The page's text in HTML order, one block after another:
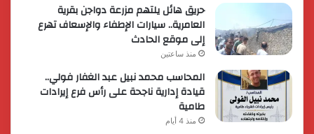
حريق هائل يلتهم مزرعة دواجن بقرية
العامرية.. سيارات الإطفاء والإسعاف تهرع
إلى موقع الحادث
منذ ساعتين
المحاسب محمد نبيل عبد الغفار فولي..
قيادة إدارية ناجحة على رأس فرع إيرادات
طامية
منذ 4 أيام